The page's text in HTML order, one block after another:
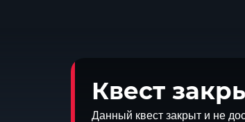
Квест
Данный квест закрыт и не